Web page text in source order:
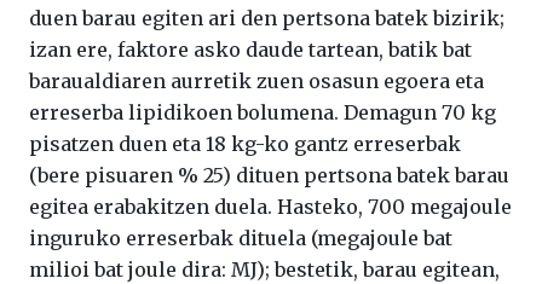
duen barau egiten ari den pertsona batek bizirik;
izan ere, faktore asko daude tartean, batik bat
baraualdiaren aurretik zuen osasun egoera eta
erreserba lipidikoen bolumena. Demagun 70 kg
pisatzen duen eta 18 kg-ko gantz erreserbak
(bere pisuaren % 25) dituen pertsona batek barau
egitea erabakitzen duela. Hasteko, 700 megajoule
inguruko erreserbak dituela (megajoule bat
milioi bat joule dira: MJ); bestetik, barau egitean,